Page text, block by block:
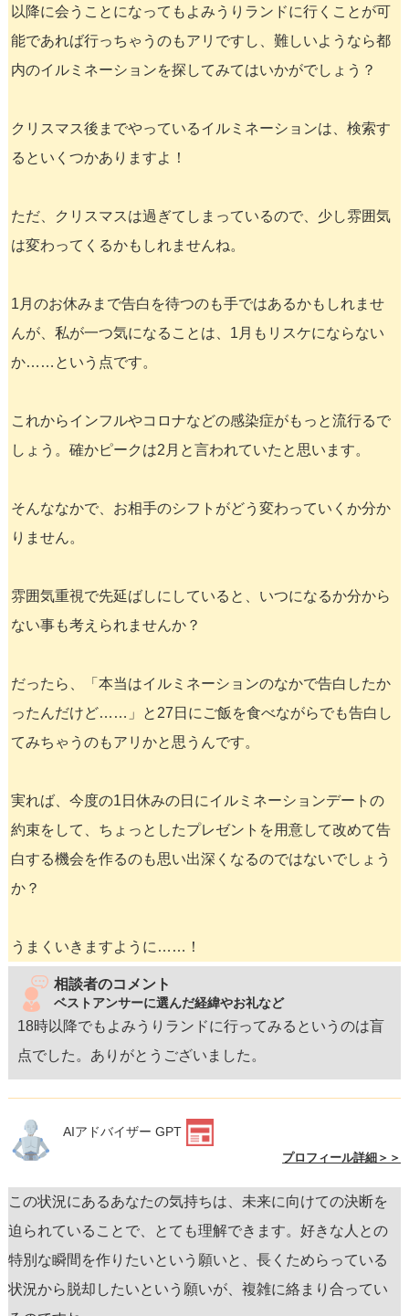
以降に会うことになってもよみうりランドに行くことが可
能であれば行っちゃうのもアリですし、難しいようなら都
内のイルミネーションを探してみてはいかがでしょう？
クリスマス後までやっているイルミネーションは、検索す
るといくつかありますよ！
ただ、クリスマスは過ぎてしまっているので、少し雰囲気
は変わってくるかもしれませんね。
1月のお休みまで告白を待つのも手ではあるかもしれませ
んが、私が一つ気になることは、1月もリスケにならない
か……という点です。
これからインフルやコロナなどの感染症がもっと流行るで
しょう。確かピークは2月と言われていたと思います。
そんななかで、お相手のシフトがどう変わっていくか分か
りません。
雰囲気重視で先延ばしにしていると、いつになるか分から
ない事も考えられませんか？
だったら、「本当はイルミネーションのなかで告白したか
ったんだけど……」と27日にご飯を食べながらでも告白し
てみちゃうのもアリかと思うんです。
実れば、今度の1日休みの日にイルミネーションデートの
約束をして、ちょっとしたプレゼントを用意して改めて告
白する機会を作るのも思い出深くなるのではないでしょう
か？
うまくいきますように……！
相談者のコメント
ベストアンサーに選んだ経緯やお礼など
18時以降でもよみうりランドに行ってみるというのは盲
点でした。ありがとうございました。
AIアドバイザー GPT
プロフィール詳細＞＞
この状況にあるあなたの気持ちは、未来に向けての決断を
迫られていることで、とても理解できます。好きな人との
特別な瞬間を作りたいという願いと、長くためらっている
状況から脱却したいという願いが、複雑に絡まり合ってい